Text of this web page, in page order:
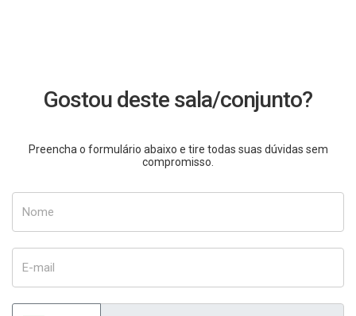
Gostou deste sala/conjunto?
Preencha o formulário abaixo e tire todas suas dúvidas sem
compromisso.